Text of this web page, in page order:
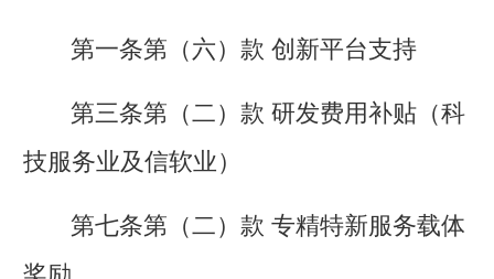
第一条第（六）款 创新平台支持
第三条第（二）款 研发费用补贴（科
技服务业及信软业）
第七条第（二）款 专精特新服务载体